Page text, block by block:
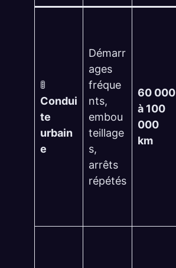
🚦
Condui
te
urbain
e
Démarr
ages
fréque
nts,
embou
teillage
s,
arrêts
répétés
60 000
à 100
000
km